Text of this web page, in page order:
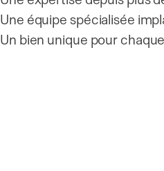
Une équipe spécialisée
Un bien unique pour